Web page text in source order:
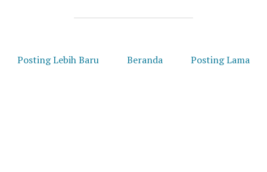
Posting Lebih Baru Posting Lama
Beranda